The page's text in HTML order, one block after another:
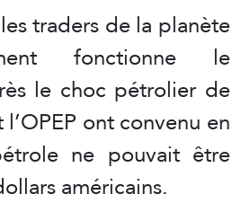
traders de la planète
fonctionne le
le choc pétrolier de
ont convenu en
ne pouvait être
américains.